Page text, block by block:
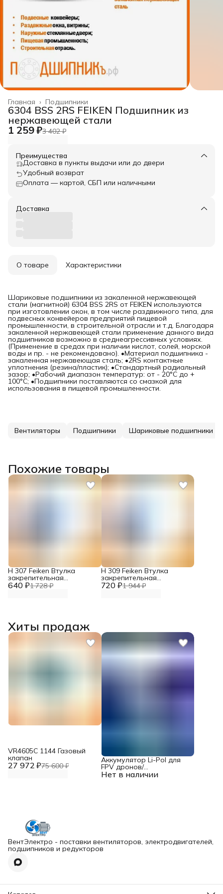
Подшипники
Главная ›
6304 BSS 2RS FEIKEN Подшипник из
нержавеющей стали
1 259 ₽3 402 ₽
Преимущества
Доставка в пункты выдачи или до двери
Удобный возврат
Оплата — картой, СБП или наличными
Доставка
О товаре Характеристики
Шариковые подшипники из закаленной нержавеющей
стали (магнитной) 6304 BSS 2RS от FEIKEN используются
при изготовлении окон, в том числе раздвижного типа, для
подвесных конвейеров предприятий пищевой
промышленности, в строительной отрасли и т.д. Благодаря
закаленной нержавеющей стали применение данного вида
подшипников возможно в среднеагрессивных условиях.
(Применение в средах при наличии кислот, солей, морской
воды и пр. - не рекомендовано). •Материал подшипника -
закаленная нержавеющая сталь; •2RS контактные
уплотнения (резина/пластик); •Стандартный радиальный
зазор; •Рабочий диапазон температур: от - 20°C до +
100°C; •Подшипники поставляются со смазкой для
использования в пищевой промышленности.
Вентиляторы Подшипники Шариковые подшипники
Похожие товары
640 ₽1 728 ₽
H 307 Feiken Втулка
закрепительная
подшипника 720 ₽1 944 ₽
H 309 Feiken Втулка
закрепительная
подшипника
Хиты продаж
27 972 ₽75 600 ₽
VR4605С 1144 Газовый
клапан
Нет в наличии
Аккумулятор Li-Pol для
FPV дронов/
квадрокоптеров 23,1 В,
ВентЭлектро - поставки вентиляторов, электродвигателей,
подшипников и редукторов